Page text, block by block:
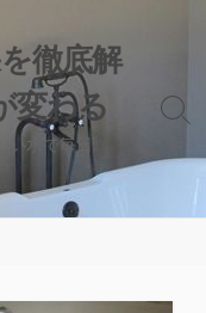
徹底解
変わる
い水で毎日
検
切